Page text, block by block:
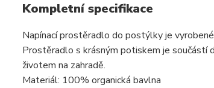
Kompletní specifikace
Napínací prostěradlo do postýlky je
Prostěradlo s krásným potiskem je součástí
životem na zahradě.
Materiál: 100% organická bavlna